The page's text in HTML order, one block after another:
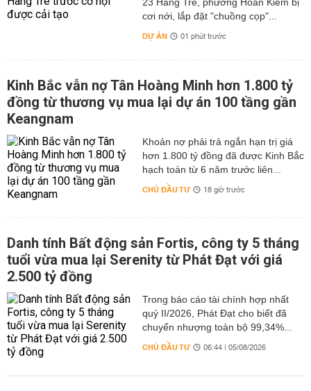
cơi nới, lắp đặt "chuồng cọp"...
DỰ ÁN 01 phút trước
Kinh Bắc vẫn nợ Tân Hoàng Minh hơn 1.800 tỷ
đồng từ thương vụ mua lại dự án 100 tầng gần
Keangnam
hơn 1.800 tỷ đồng đã được Kinh Bắc
hạch toán từ 6 năm trước liên...
CHỦ ĐẦU TƯ 18 giờ trước
Danh tính Bất động sản Fortis, công ty 5 tháng
tuổi vừa mua lại Serenity từ Phát Đạt với giá
2.500 tỷ đồng
Trong báo cáo tài chính hợp nhất
quý II/2026, Phát Đạt cho biết đã
chuyển nhượng toàn bộ 99,34%...
CHỦ ĐẦU TƯ 06:44 | 05/08/2026